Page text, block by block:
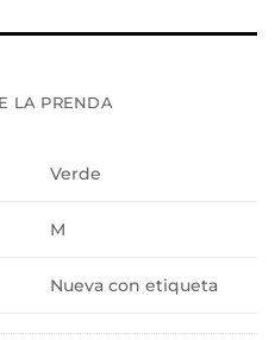
LA PRENDA
Verde
M
Nueva con etiqueta